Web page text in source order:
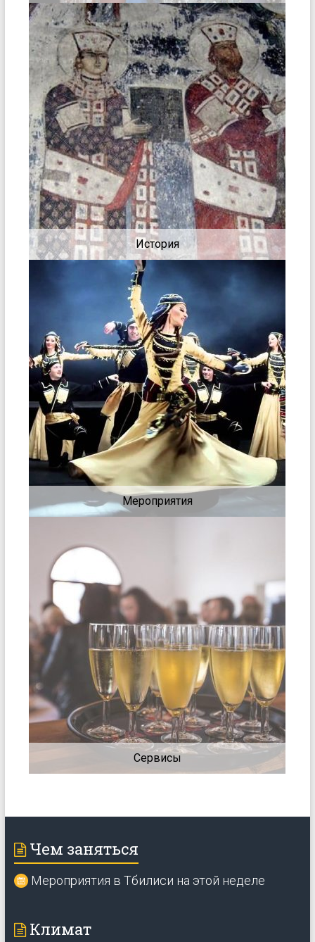
История
Мероприятия
Сервисы
Чем заняться
Мероприятия в Тбилиси на этой неделе
Климат